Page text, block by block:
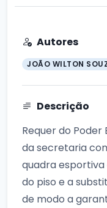
Autores
JOÃO WILTON
Descrição
Requer do Poder
da secretaria
quadra esportiva
do piso e a
de modo a